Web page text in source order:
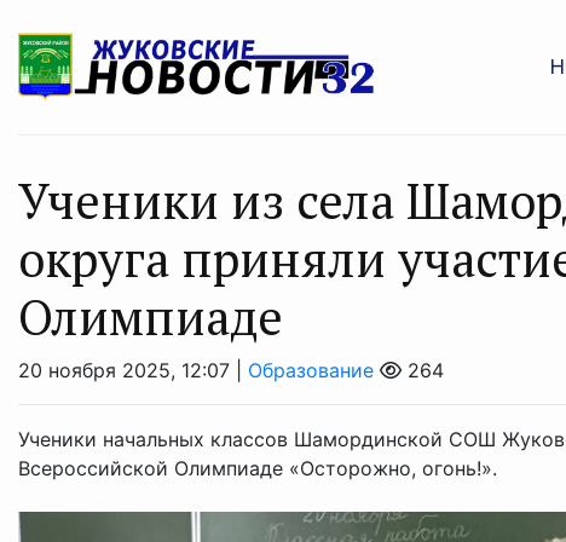
Ученики из села
округа приняли
Олимпиаде
20 ноября 2025, 12:07 | Образование 264
Ученики начальных классов Шамординской СОШ
Всероссийской Олимпиаде «Осторожно, огонь!».